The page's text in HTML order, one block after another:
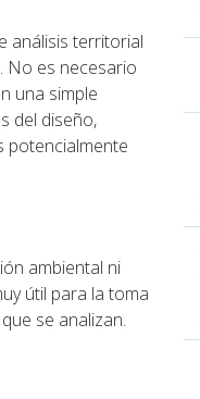
análisis territorial
No es necesario
una simple
del diseño,
potencialmente
ambiental ni
útil para la toma
se analizan.